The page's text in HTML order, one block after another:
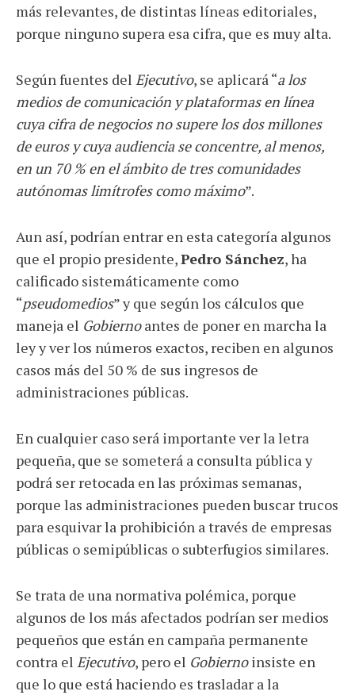
más relevantes, de distintas líneas editoriales,
porque ninguno supera esa cifra, que es muy alta.
Según fuentes del Ejecutivo, se aplicará “a los
medios de comunicación y plataformas en línea
cuya cifra de negocios no supere los dos millones
de euros y cuya audiencia se concentre, al menos,
en un 70 % en el ámbito de tres comunidades
autónomas limítrofes como máximo”.
Aun así, podrían entrar en esta categoría algunos
que el propio presidente,Pedro Sánchez, ha
calificado sistemáticamente como
“pseudomedios” y que según los cálculos que
maneja el Gobiernoantes de poner en marcha la
ley y ver los números exactos, reciben en algunos
casos más del 50 % de sus ingresos de
administraciones públicas.
En cualquier caso será importante ver la letra
pequeña, que se someterá a consulta pública y
podrá ser retocada en las próximas semanas,
porque las administraciones pueden buscar trucos
para esquivar la prohibición a través de empresas
públicas o semipúblicas o subterfugios similares.
Se trata de una normativa polémica, porque
algunos de los más afectados podrían ser medios
pequeños que están en campaña permanente
contra el Ejecutivo, pero el Gobiernoinsiste en
que lo que está haciendo es trasladar a la